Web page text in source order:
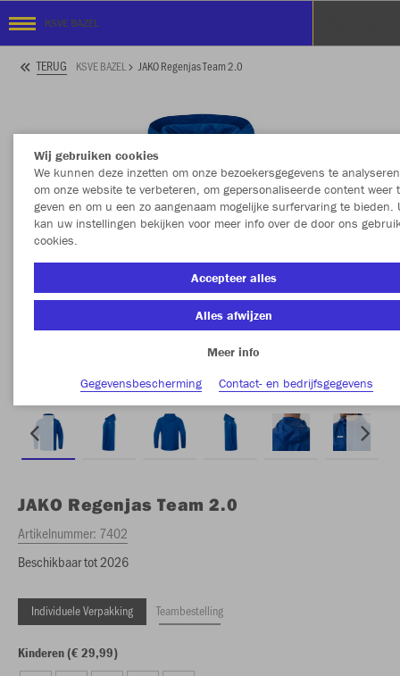
KSVE BAZEL
TERUG KSVE BAZEL JAKO Regenjas Team 2.0
JAKO Regenjas Team 2.0
Artikelnummer: 7402
Beschikbaar tot 2026
Individuele Verpakking Teambestelling
Kinderen (€ 29,99)
Wij gebruiken cookies
We kunnen deze inzetten om onze bezoekersgegevens te
om onze website te verbeteren, om gepersonaliseerde content weer
geven en om u een zo aangenaam mogelijke surfervaring te bieden.
kan uw instellingen bekijken voor meer info over de door ons
cookies.
Accepteer alles
Alles afwijzen
Meer info
Gegevensbescherming
Contact- en bedrijfsgegevens